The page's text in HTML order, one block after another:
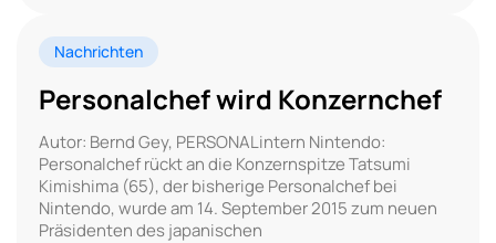
Nachrichten
Personalchef wird Konzernchef
Autor: Bernd Gey, PERSONALintern Nintendo:
Personalchef rückt an die Konzernspitze Tatsumi
Kimishima (65), der bisherige Personalchef bei
Nintendo, wurde am 14. September 2015 zum neuen
Präsidenten des japanischen